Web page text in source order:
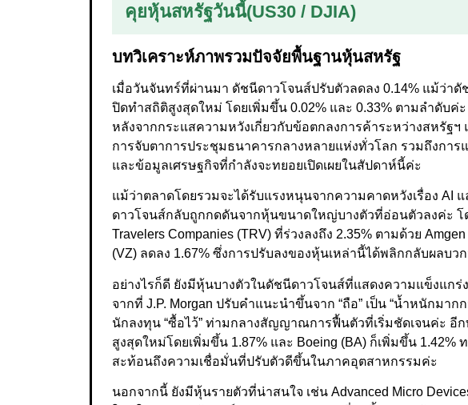
คุยหุ้นสหรัฐวันนี้(US30 / DJIA)
บทวิเคราะห์ภาพรวมปัจจัยพื้นฐานหุ้นสหรัฐ
เมื่อวันจันทร์ที่ผ่านมา ดัชนีดาวโจนส์ปรับตัวลดลง 0.14% แม้ว่าดั
ปิดทำสถิติสูงสุดใหม่ โดยเพิ่มขึ้น 0.02% และ 0.33% ตามลำดับ
หลังจากกระแสความหวังเกี่ยวกับข้อตกลงการค้าระหว่างสหรัฐฯ
การจับตาการประชุมธนาคารกลางหลายแห่งทั่วโลก รวมถึงกา
และข้อมูลเศรษฐกิจที่กำลังจะทยอยเปิดเผยในสัปดาห์นี้ค่ะ
แม้ว่าตลาดโดยรวมจะได้รับแรงหนุนจากความคาดหวังเรื่อง AI
ดาวโจนส์กลับถูกกดดันจากหุ้นขนาดใหญ่บางตัวที่อ่อนตัวลงค่ะ
Travelers Companies (TRV) ที่ร่วงลงถึง 2.35% ตามด้วย
(VZ) ลดลง 1.67% ซึ่งการปรับลงของหุ้นเหล่านี้ได้พลิกกลับผลบ
อย่างไรก็ดี ยังมีหุ้นบางตัวในดัชนีดาวโจนส์ที่แสดงความแข็งแกร่
จากที่ J.P. Morgan ปรับคำแนะนำขึ้นจาก “ถือ” เป็น “น้ำหนักมาก
นักลงทุน “ซื้อไว้” ท่ามกลางสัญญาณการฟื้นตัวที่เริ่มชัดเจนค่ะ อีก
สูงสุดใหม่โดยเพิ่มขึ้น 1.87% และ Boeing (BA) ก็เพิ่มขึ้น 1.42%
สะท้อนถึงความเชื่อมั่นที่ปรับตัวดีขึ้นในภาคอุตสาหกรรมค่ะ
นอกจากนี้ ยังมีหุ้นรายตัวที่น่าสนใจ เช่น Advanced Micro